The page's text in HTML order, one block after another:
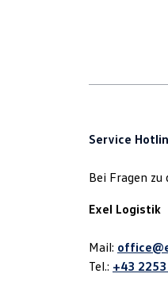
Service
Bei Fragen zu
Exel Logistik
Mail:
Tel.: +43